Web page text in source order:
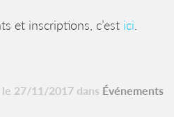
et inscriptions, c’est ici
le 27/11/2017 dans Événements